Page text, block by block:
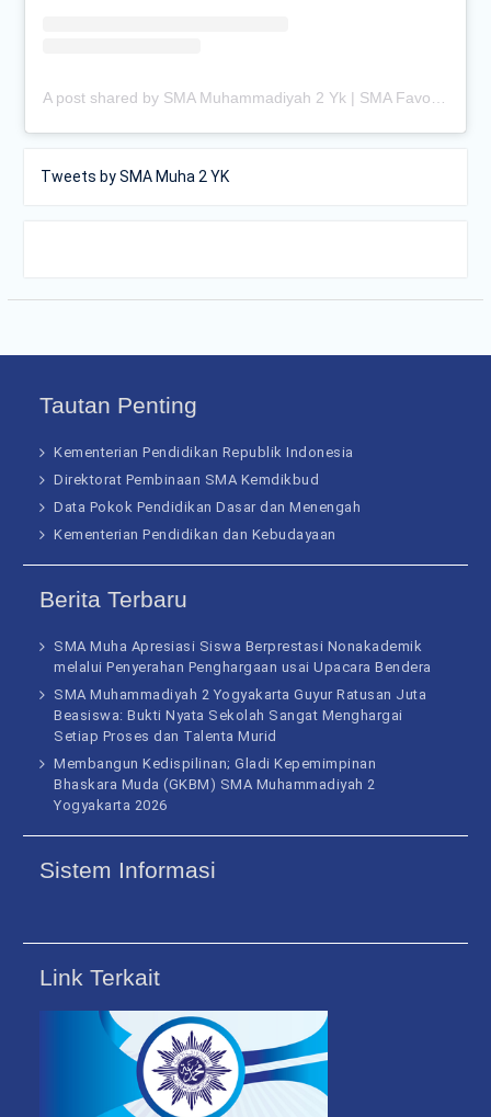
Tweets by SMA Muha 2 YK
Tautan Penting
Kementerian Pendidikan Republik Indonesia
Direktorat Pembinaan SMA Kemdikbud
Data Pokok Pendidikan Dasar dan Menengah
Kementerian Pendidikan dan Kebudayaan
Berita Terbaru
SMA Muha Apresiasi Siswa Berprestasi Nonakademik
melalui Penyerahan Penghargaan usai Upacara Bendera
SMA Muhammadiyah 2 Yogyakarta Guyur Ratusan Juta
Beasiswa: Bukti Nyata Sekolah Sangat Menghargai
Setiap Proses dan Talenta Murid
Membangun Kedispilinan; Gladi Kepemimpinan
Bhaskara Muda (GKBM) SMA Muhammadiyah 2
Yogyakarta 2026
Sistem Informasi
Link Terkait